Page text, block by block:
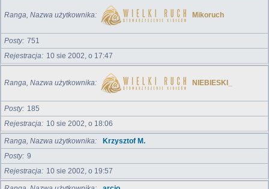
Ranga, Nazwa użytkownika Mikoruch
Posty 751
Rejestracja
10 sie 2002, o 17:47
Ranga, Nazwa użytkownika NIEBIESKI_
Posty
185
Rejestracja
10 sie 2002, o 18:06
Ranga, Nazwa użytkownika
Krzysztof M.
Posty 9
Rejestracja
10 sie 2002, o 19:57